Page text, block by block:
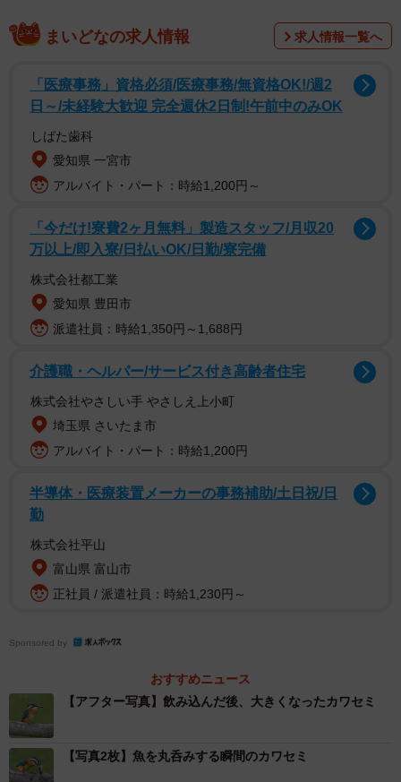
【ビフォー写真】いただきます！（画像提供：ポークジンジャーさん）
いただきました！（アフター）（画像提供：ポークジンジャーさん）
ほぼ身の丈と変わらない大きさの魚を「丸呑み」するカ
ワセミさんのビフォーアフターの姿を撮影した2枚の写真が
まいどなの求人情報 求人情報一覧へ
「医療事務」資格必須/医療事務/無資格OK!/週2
日～/未経験大歓迎 完全週休2日制!午前中のみOK
しばた歯科
愛知県 一宮市
アルバイト・パート：時給1,200円～
「今だけ!寮費2ヶ月無料」製造スタッフ/月収20
万以上/即入寮/日払いOK/日勤/寮完備
株式会社都工業
愛知県 豊田市
派遣社員：時給1,350円～1,688円
介護職・ヘルパー/サービス付き高齢者住宅
株式会社やさしい手 やさしえ上小町
埼玉県 さいたま市
アルバイト・パート：時給1,200円
半導体・医療装置メーカーの事務補助/土日祝/日
勤
株式会社平山
富山県 富山市
正社員 / 派遣社員：時給1,230円～
Sponsored by
おすすめニュース
【アフター写真】飲み込んだ後、大きくなったカワセミ
【写真2枚】魚を丸呑みする瞬間のカワセミ